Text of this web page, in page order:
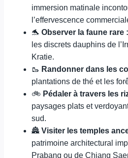
immersion matinale
l’effervescence
🐬 Observer la faune rare :
les discrets dauphins de
Kratie.
🥾 Randonner dans les
plantations de thé et les
🚲 Pédaler à travers les
paysages plats et
sud.
🏯 Visiter les temples
patrimoine architectural
Prabang ou de Chiang